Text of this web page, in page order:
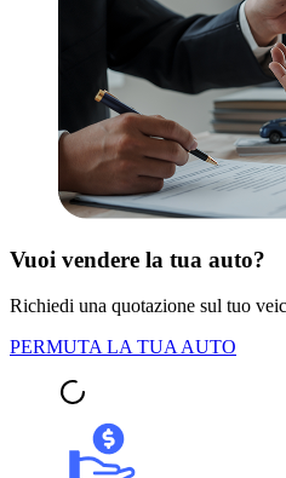
Vuoi vendere la tua auto?
Richiedi una quotazione sul tuo
PERMUTA LA TUA AUTO